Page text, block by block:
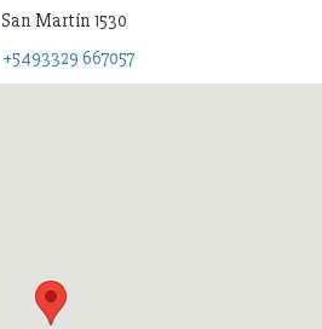
San Martín 1530
+5493329 667057